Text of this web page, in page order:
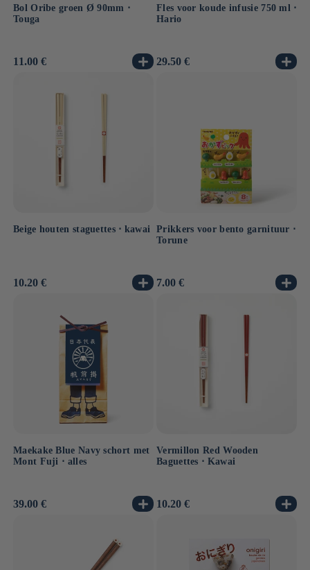
Bol Oribe groen Ø 90mm ⋅
Touga
Normale
11.00 €
Fles voor koude infusie 750 ml ⋅
Hario
Normale
29.50 €
Beige houten staguettes ⋅ kawai
Normale
10.20 €
Prikkers voor bento garnituur ⋅
Torune
Normale
7.00 €
Maekake Blue Navy schort met
Mont Fuji ⋅ alles
Normale
39.00 €
Vermillon Red Wooden
Baguettes ⋅ Kawai
Normale
10.20 €